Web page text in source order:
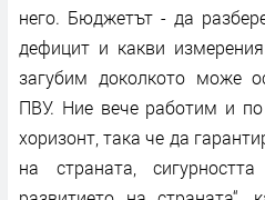
него. Бюджетът - да
дефицит и какви
загубим доколкото може
ПВУ. Ние вече работим и
хоризонт, така че да
на страната,